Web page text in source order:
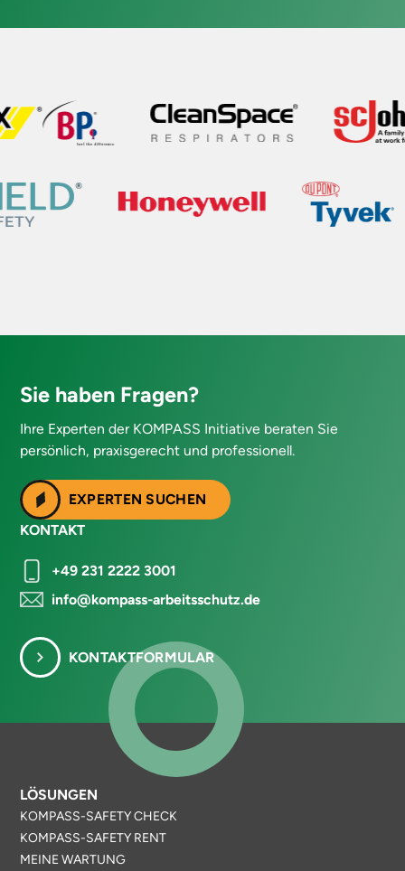
Sie haben Fragen?
Ihre Experten der KOMPASS Initiative beraten Sie
persönlich, praxisgerecht und professionell.
EXPERTEN SUCHEN
KONTAKT
+49 231 2222 3001
info@kompass-arbeitsschutz.de
KONTAKTFORMULAR
LÖSUNGEN
KOMPASS-SAFETY CHECK
KOMPASS-SAFETY RENT
MEINE WARTUNG